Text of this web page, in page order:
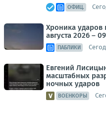
ОФИЦ.
Хроника ударов
августа 2026 –
ПАБЛИКИ
Евгений
масштабных
ночных ударов
ВОЕНКОРЫ